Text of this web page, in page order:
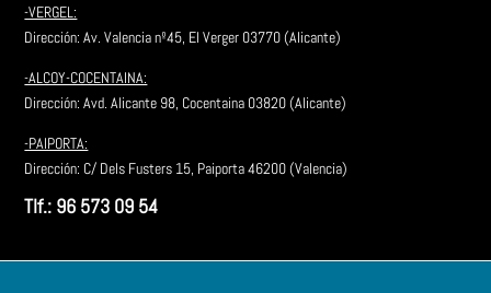
-VERGEL:
Dirección: Av. Valencia nº45, El Verger 03770 (Alicante)
-ALCOY-COCENTAINA:
Dirección:Avd. Alicante 98, Cocentaina 03820 (Alicante)
-PAIPORTA:
Dirección: C/ Dels Fusters 15, Paiporta 46200 (Valencia)
Tlf.: 96 573 09 54